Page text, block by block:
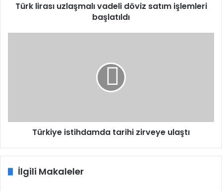
Türk lirası uzlaşmalı vadeli döviz satım işlemleri
başlatıldı
Türkiye istihdamda tarihi zirveye ulaştı
İlgili Makaleler